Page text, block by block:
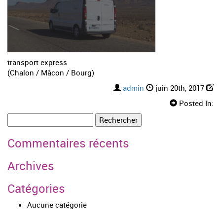
transport express
(Chalon / Mâcon / Bourg)
admin
juin 20th, 2017
Posted In:
Commentaires récents
Archives
Catégories
Aucune catégorie